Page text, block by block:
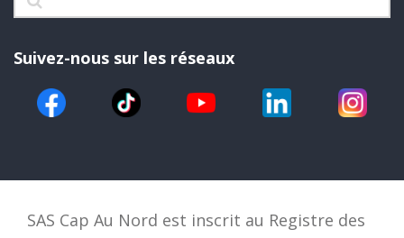
Suivez-nous sur les réseaux
SAS Cap Au Nord est inscrit au Registre des